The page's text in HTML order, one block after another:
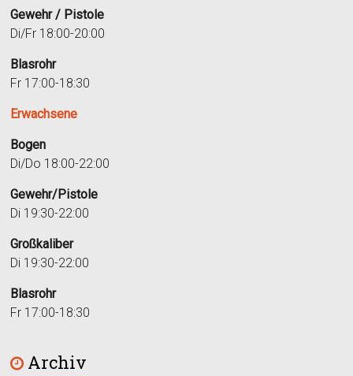
Gewehr / Pistole
Di/Fr 18:00-20:00
Blasrohr
Fr 17:00-18:30
Erwachsene
Bogen
Di/Do 18:00-22:00
Gewehr/Pistole
Di 19:30-22:00
Großkaliber
Di 19:30-22:00
Blasrohr
Fr 17:00-18:30
Archiv